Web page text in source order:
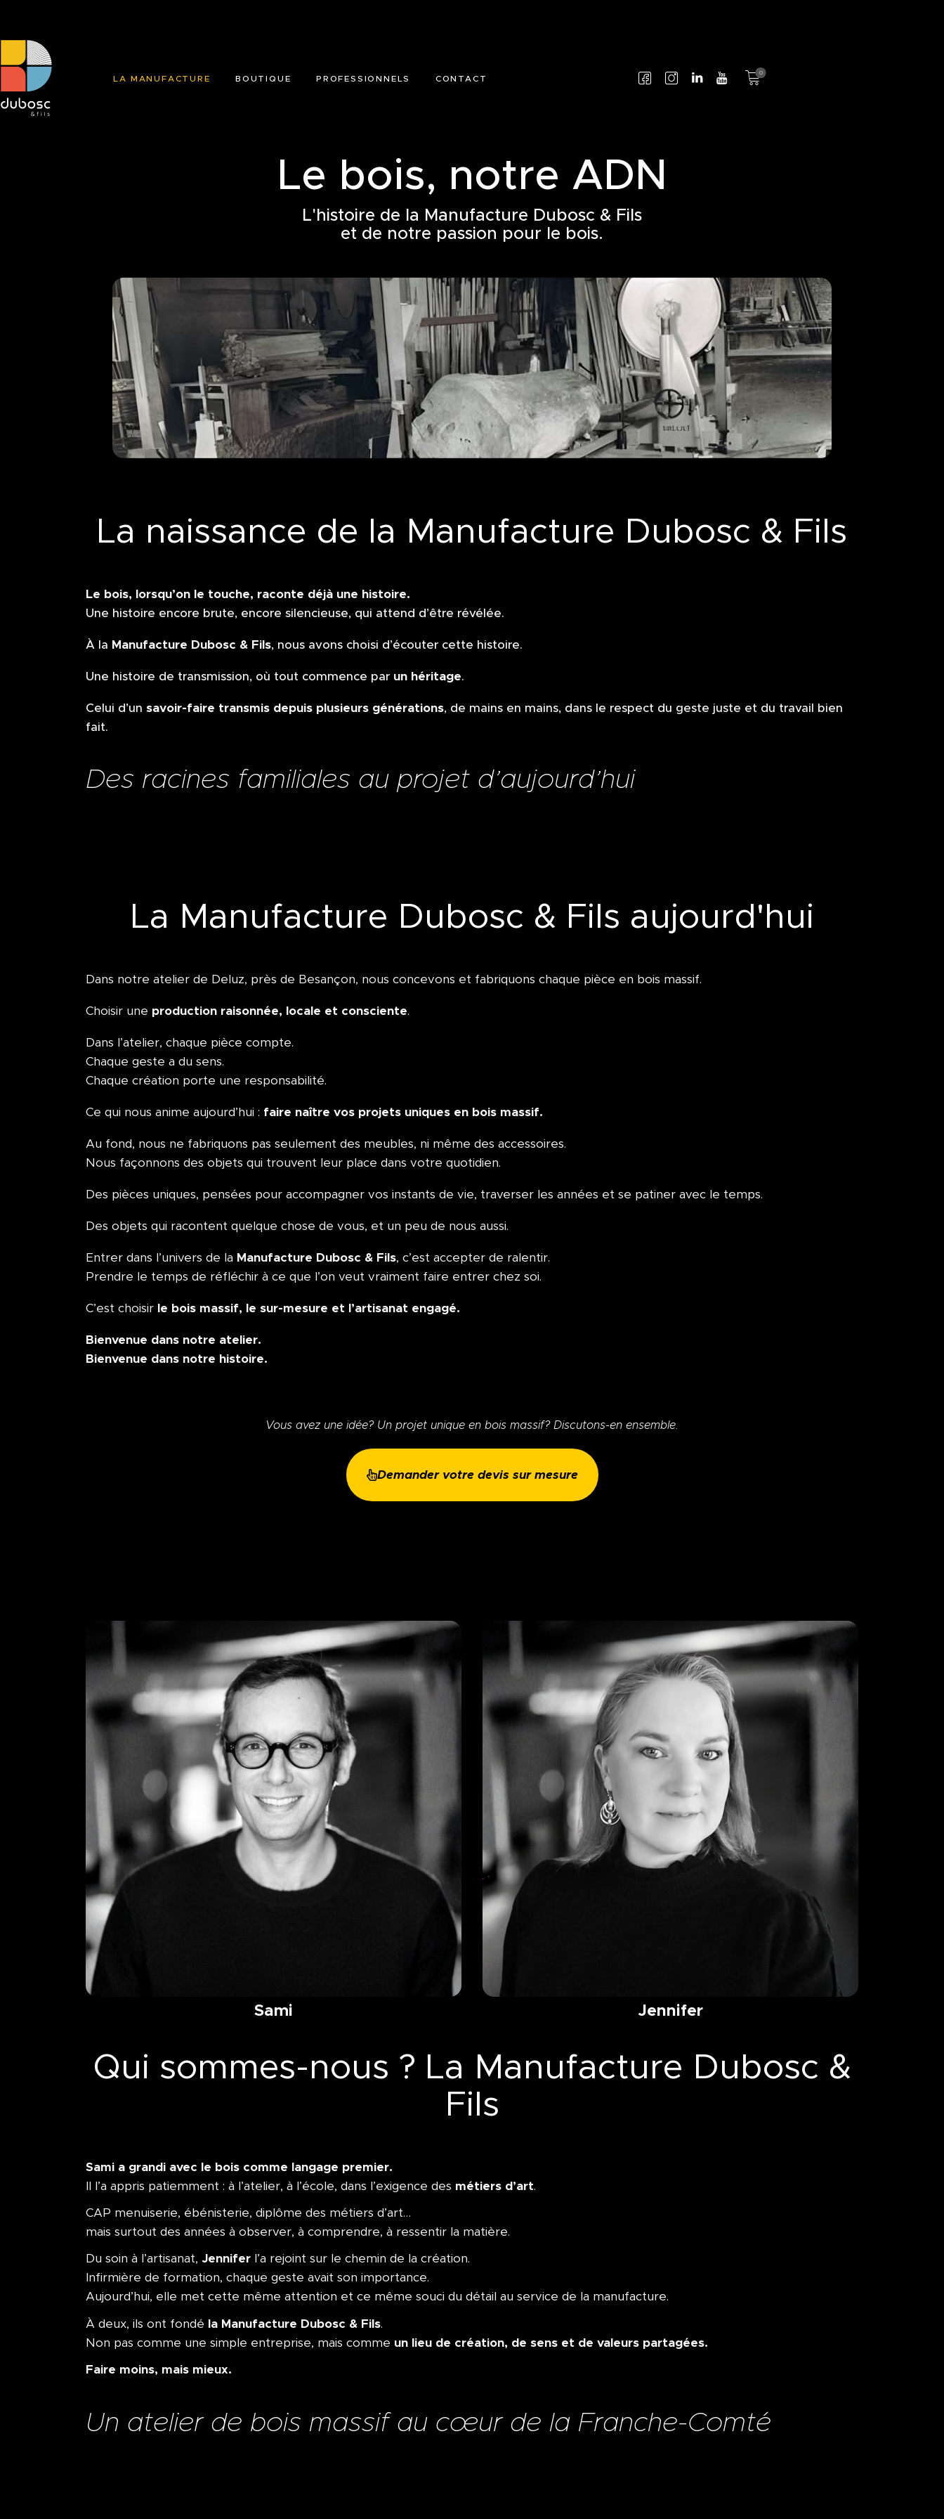
LA MANUFACTURE BOUTIQUE PROFESSIONNELS CONTACT
0
PROFESSIONNELS
Le bois, notre ADN
L'histoire de la Manufacture Dubosc & Fils
et de notre passion pour le bois.
La naissance de la Manufacture Dubosc & Fils
Le bois, lorsqu’on le touche, raconte déjà une histoire.
Une histoire encore brute, encore silencieuse, qui attend d’être révélée.
À la Manufacture Dubosc & Fils, nous avons choisi d’écouter cette histoire.
Une histoire de transmission, où tout commence par un héritage.
Celui d’un savoir-faire transmis depuis plusieurs générations, de mains en mains, dans le respect du geste juste et du travail bien
fait.
Des racines familiales au projet d’aujourd’hui
La Manufacture Dubosc & Fils aujourd'hui
Dans notre atelier de Deluz, près de Besançon, nous concevons et fabriquons chaque pièce en bois massif.
Choisir une production raisonnée, locale et consciente.
Dans l’atelier, chaque pièce compte.
Chaque geste a du sens.
Chaque création porte une responsabilité.
Ce qui nous anime aujourd’hui : faire naître vos projets uniques en bois massif.
Au fond, nous ne fabriquons pas seulement des meubles, ni même des accessoires.
Nous façonnons des objets qui trouvent leur place dans votre quotidien.
Des pièces uniques, pensées pour accompagner vos instants de vie, traverser les années et se patiner avec le temps.
Des objets qui racontent quelque chose de vous, et un peu de nous aussi.
Entrer dans l’univers de la Manufacture Dubosc & Fils, c’est accepter de ralentir.
Prendre le temps de réfléchir à ce que l’on veut vraiment faire entrer chez soi.
C’est choisir le bois massif, le sur-mesure et l’artisanat engagé.
Bienvenue dans notre atelier.
Bienvenue dans notre histoire.
Vous avez une idée? Un projet unique en bois massif? Discutons-en ensemble.
Demander votre devis sur mesure
Sami Jennifer
Qui sommes-nous ? La Manufacture Dubosc &
Fils
Sami a grandi avec le bois comme langage premier.
Il l’a appris patiemment : à l’atelier, à l’école, dans l’exigence des métiers d’art.
CAP menuiserie, ébénisterie, diplôme des métiers d’art…
mais surtout des années à observer, à comprendre, à ressentir la matière.
Du soin à l’artisanat, Jennifer l’a rejoint sur le chemin de la création.
Infirmière de formation, chaque geste avait son importance.
Aujourd’hui, elle met cette même attention et ce même souci du détail au service de la manufacture.
À deux, ils ont fondé la Manufacture Dubosc & Fils.
Non pas comme une simple entreprise, mais comme un lieu de création, de sens et de valeurs partagées.
Faire moins, mais mieux.
Un atelier de bois massif au cœur de la Franche-Comté